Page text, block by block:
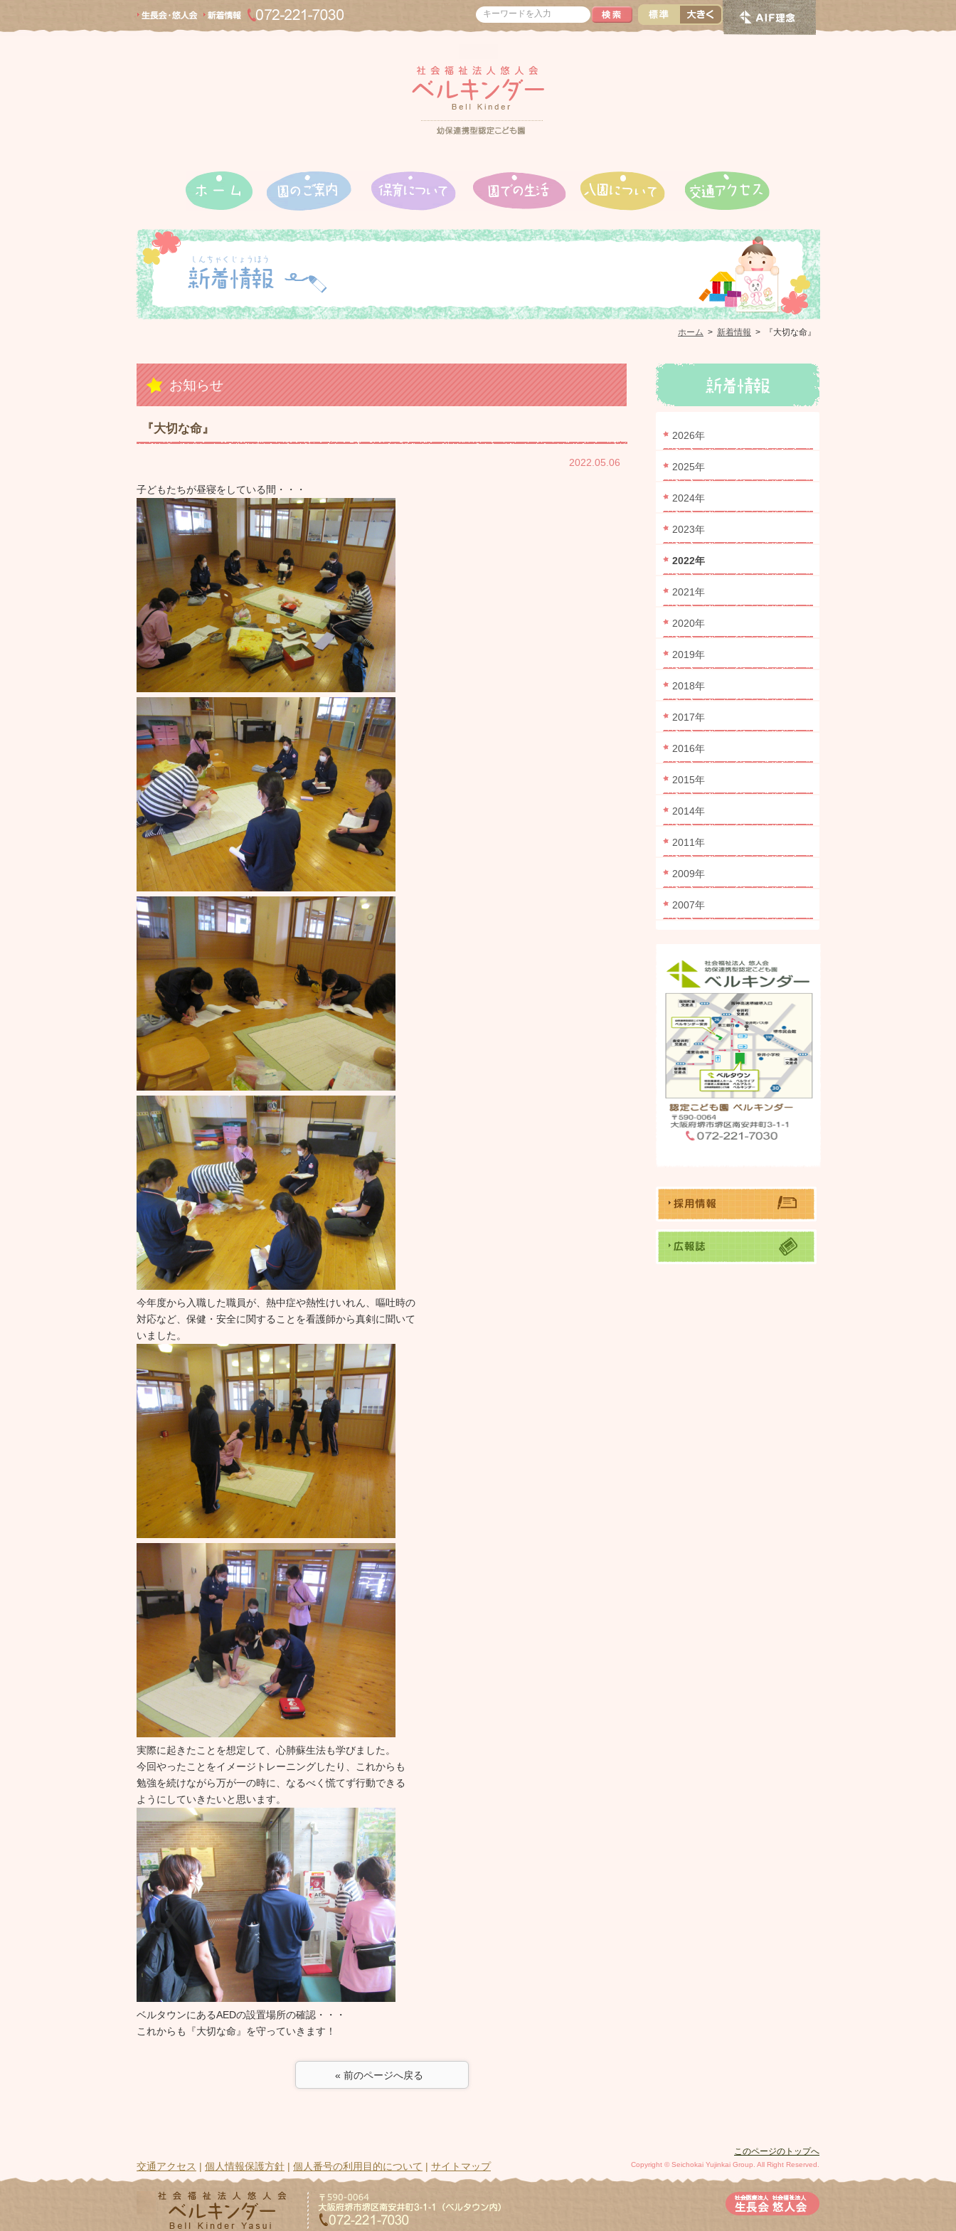
ホーム > 新着情報 > 『大切な命』
お知らせ
『大切な命』
2022.05.06
子どもたちが昼寝をしている間・・・
今年度から入職した職員が、熱中症や熱性けいれん、嘔吐時の
対応など、保健・安全に関することを看護師から真剣に聞いて
いました。
実際に起きたことを想定して、心肺蘇生法も学びました。
今回やったことをイメージトレーニングしたり、これからも
勉強を続けながら万が一の時に、なるべく慌てず行動できる
ようにしていきたいと思います。
ベルタウンにあるAEDの設置場所の確認・・・
これからも『大切な命』を守っていきます！
« 前のページへ戻る
2026年
2025年
2024年
2023年
2022年
2021年
2020年
2019年
2018年
2017年
2016年
2015年
2014年
2011年
2009年
2007年
このページのトップへ
交通アクセス | 個人情報保護方針 | 個人番号の利用目的について | サイトマップ Copyright © Seichokai Yujinkai Group. All Right Reserved.